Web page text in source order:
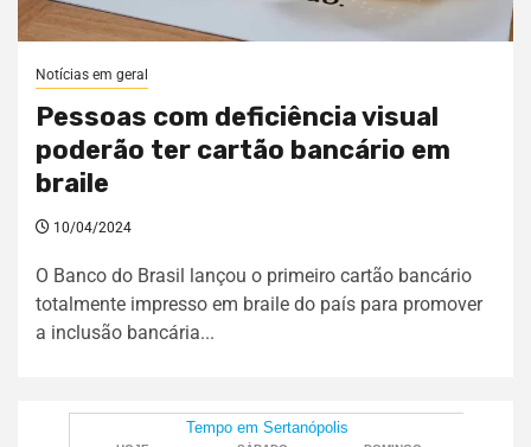
Notícias em geral
Pessoas com deficiência visual
poderão ter cartão bancário em
braile
10/04/2024
O Banco do Brasil lançou o primeiro cartão bancário
totalmente impresso em braile do país para promover
a inclusão bancária...